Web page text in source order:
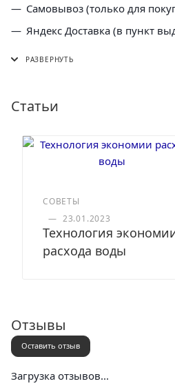
Самовывоз (только для
Яндекс Доставка (в пункт
Статьи
СОВЕТЫ
— 23.01.2023
Технология
расхода воды
Отзывы
Оставить отзыв
Загрузка отзывов...